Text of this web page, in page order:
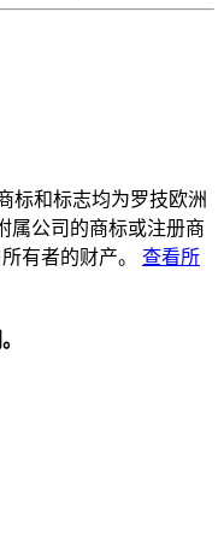
标和标志均为罗技欧洲
属公司的商标或注册商
有者的财产。 查看所